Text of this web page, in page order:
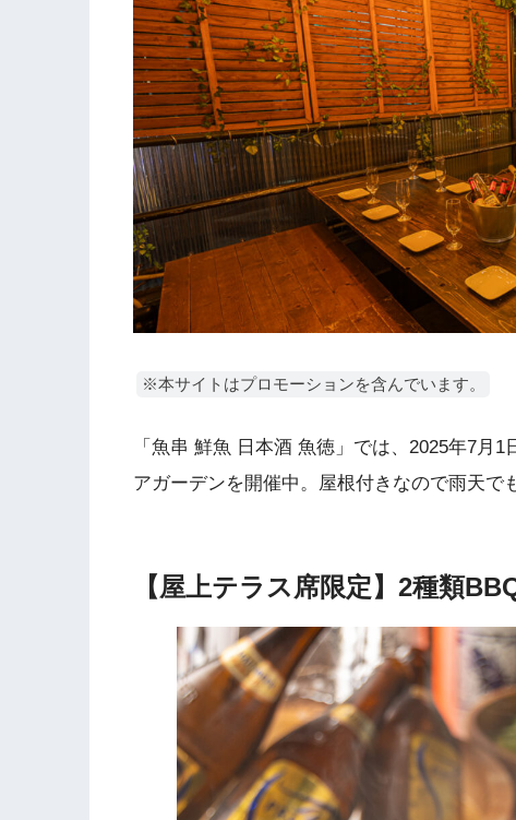
※本サイトはプロモーションを含んでいます。
「魚串 鮮魚 日本酒 魚徳」では、2025年7月
アガーデンを開催中。屋根付きなので雨天で
【屋上テラス席限定】2種類